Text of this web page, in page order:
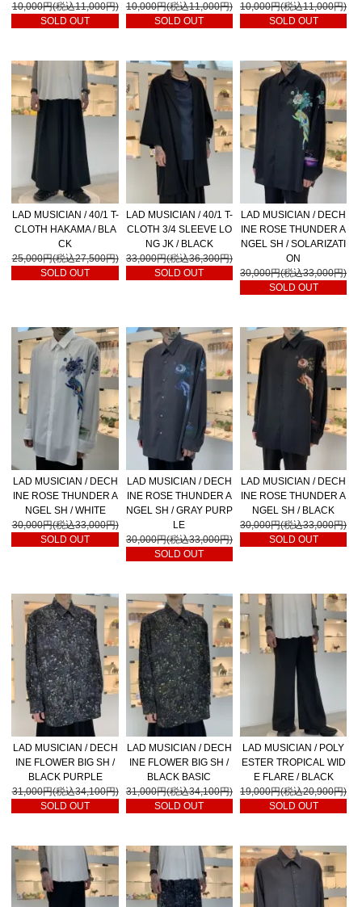
10,000円(税込11,000円)
SOLD OUT
10,000円(税込11,000円)
SOLD OUT
10,000円(税込11,000円)
SOLD OUT
LAD MUSICIAN / 40/1 T-
CLOTH HAKAMA / BLA
CK
25,000円(税込27,500円)
SOLD OUT
LAD MUSICIAN / 40/1 T-
CLOTH 3/4 SLEEVE LO
NG JK / BLACK
33,000円(税込36,300円)
SOLD OUT
LAD MUSICIAN / DECH
INE ROSE THUNDER A
NGEL SH / SOLARIZATI
ON
30,000円(税込33,000円)
SOLD OUT
LAD MUSICIAN / DECH
INE ROSE THUNDER A
NGEL SH / WHITE
30,000円(税込33,000円)
SOLD OUT
LAD MUSICIAN / DECH
INE ROSE THUNDER A
NGEL SH / GRAY PURP
LE
30,000円(税込33,000円)
SOLD OUT
LAD MUSICIAN / DECH
INE ROSE THUNDER A
NGEL SH / BLACK
30,000円(税込33,000円)
SOLD OUT
LAD MUSICIAN / DECH
INE FLOWER BIG SH /
BLACK PURPLE
31,000円(税込34,100円)
SOLD OUT
LAD MUSICIAN / DECH
INE FLOWER BIG SH /
BLACK BASIC
31,000円(税込34,100円)
SOLD OUT
LAD MUSICIAN / POLY
ESTER TROPICAL WID
E FLARE / BLACK
19,000円(税込20,900円)
SOLD OUT